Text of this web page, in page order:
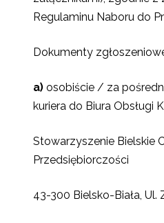
Regulaminu Naboru do
Dokumenty
a) osobiście / za
kuriera do Biura Obsługi
Stowarzyszenie Bielskie
Przedsiębiorczości
43-300 Bielsko-Biała, Ul.